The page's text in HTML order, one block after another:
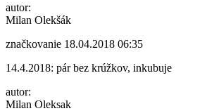
autor:
Milan Olekšák
značkovanie 18.04.2018 06:35
14.4.2018: pár bez krúžkov, inkubuje
autor:
Milan Oleksak